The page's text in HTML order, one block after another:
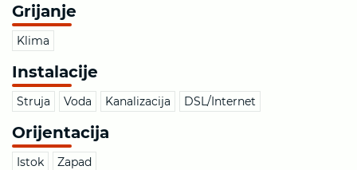
Grijanje
Klima
Instalacije
Struja Voda Kanalizacija DSL/Internet
Orijentacija
Istok Zapad